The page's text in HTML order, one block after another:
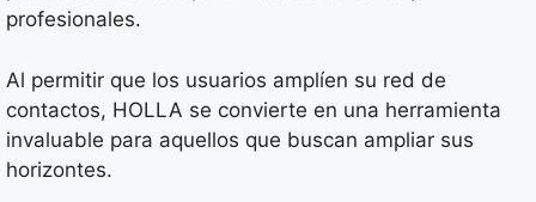
profesionales.
Al permitir que los usuarios amplíen su red de
contactos, HOLLA se convierte en una herramienta
invaluable para aquellos que buscan ampliar sus
horizontes.